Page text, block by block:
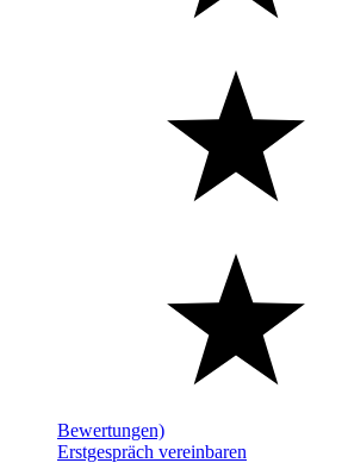
Bewertungen)
Erstgespräch vereinbaren